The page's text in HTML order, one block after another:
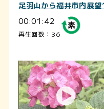
足羽山から福井市内展望
00:01:42
再生回数：36